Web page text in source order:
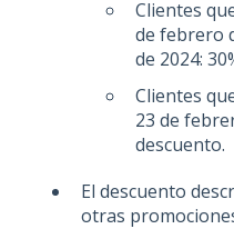
Clientes
de febrero
de 2024:
Clientes
23 de
descuento.
El descuento
otras